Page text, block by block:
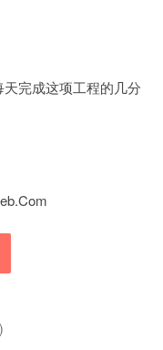
天完成这项工程的几分
)